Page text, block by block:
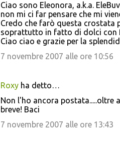
Ciao sono Eleonora, a.k.a.
non mi ci far pensare che mi
Credo che farò questa crostata
soprattutto in fatto di dolci con
Ciao ciao e grazie per la
7 novembre 2007 alle ore 10:56
Roxyha detto…
Non l'ho ancora postata.....oltre
breve! Baci
7 novembre 2007 alle ore 13:43